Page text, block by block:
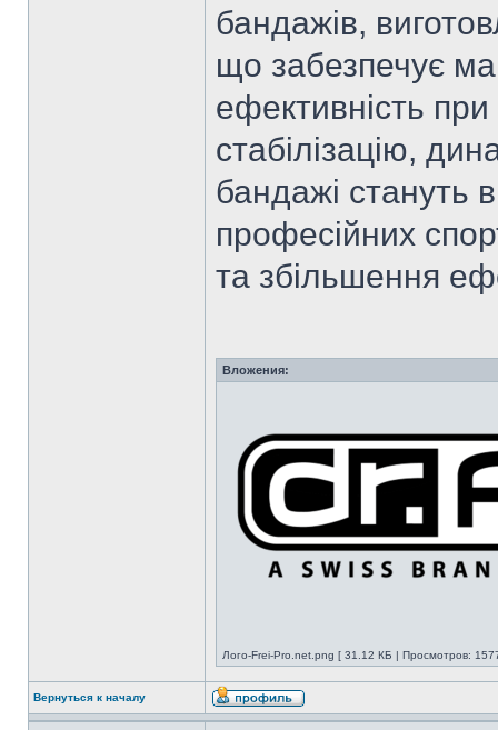
бандажів,
що забезпечує
ефективність при
стабілізацію,
бандажі стануть
професійних
та збільшення
Вложения:
Лого-Frei-Pro.net.png [ 31.12 КБ | Просмотров:
Вернуться к началу